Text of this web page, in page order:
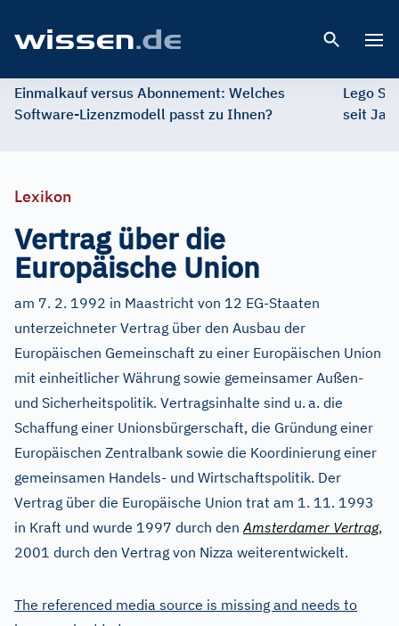
Einmalkauf versus Abonnement: Welches
Software-Lizenzmodell passt zu Ihnen?
Lego
seit
Lexikon
Vertrag über die
Europäische Union
am 7. 2. 1992 in Maastricht von 12 EG-Staaten
unterzeichneter Vertrag über den Ausbau der
Europäischen Gemeinschaft zu einer Europäischen Union
mit einheitlicher Währung sowie gemeinsamer Außen-
und Sicherheitspolitik. Vertragsinhalte sind u. a. die
Schaffung einer Unionsbürgerschaft, die Gründung einer
Europäischen Zentralbank sowie die Koordinierung einer
gemeinsamen Handels- und Wirtschaftspolitik. Der
Vertrag über die Europäische Union trat am 1. 11. 1993
in Kraft und wurde 1997 durch denAmsterdamer Vertrag,
2001 durch den Vertrag von Nizza weiterentwickelt.
The referenced media source is missing and needs to